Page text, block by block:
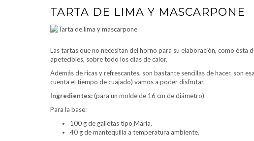
TARTA DE LIMA Y MASCARPONE
Las tartas que no necesitan del horno para su elaboración, como ésta
apetecibles, sobre todo los días de calor.
Además de ricas y refrescantes, son bastante sencillas de hacer, son
cuenta el tiempo de cuajado) vamos a poder disfrutar.
Ingredientes:(para un molde de 16 cm de diámetro)
Para la base:
100 g de galletas tipo María,
40 g de mantequilla a temperatura ambiente.